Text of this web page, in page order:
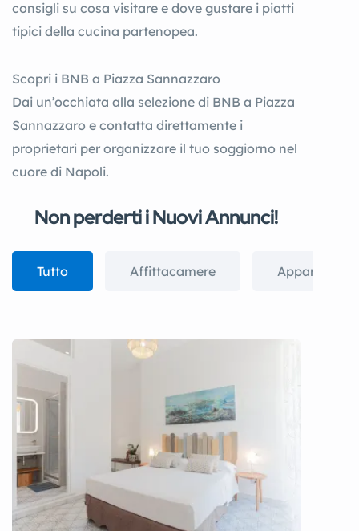
consigli su cosa visitare e dove gustare i piatti
tipici della cucina partenopea.
Scopri i BNB a Piazza Sannazzaro
Dai un’occhiata alla selezione di BNB a Piazza
Sannazzaro e contatta direttamente i
proprietari per organizzare il tuo soggiorno nel
cuore di Napoli.
Non perderti i Nuovi Annunci!
Tutto Affittacamere